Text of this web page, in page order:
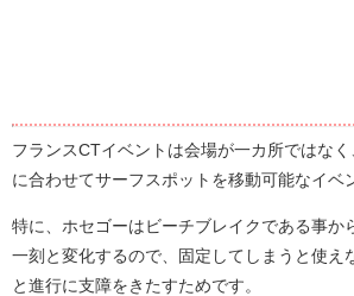
フランスCTイベントは会場が一カ所ではな
に合わせてサーフスポットを移動可能なイベ
特に、ホセゴーはビーチブレイクである事か
一刻と変化するので、固定してしまうと使え
と進行に支障をきたすためです。